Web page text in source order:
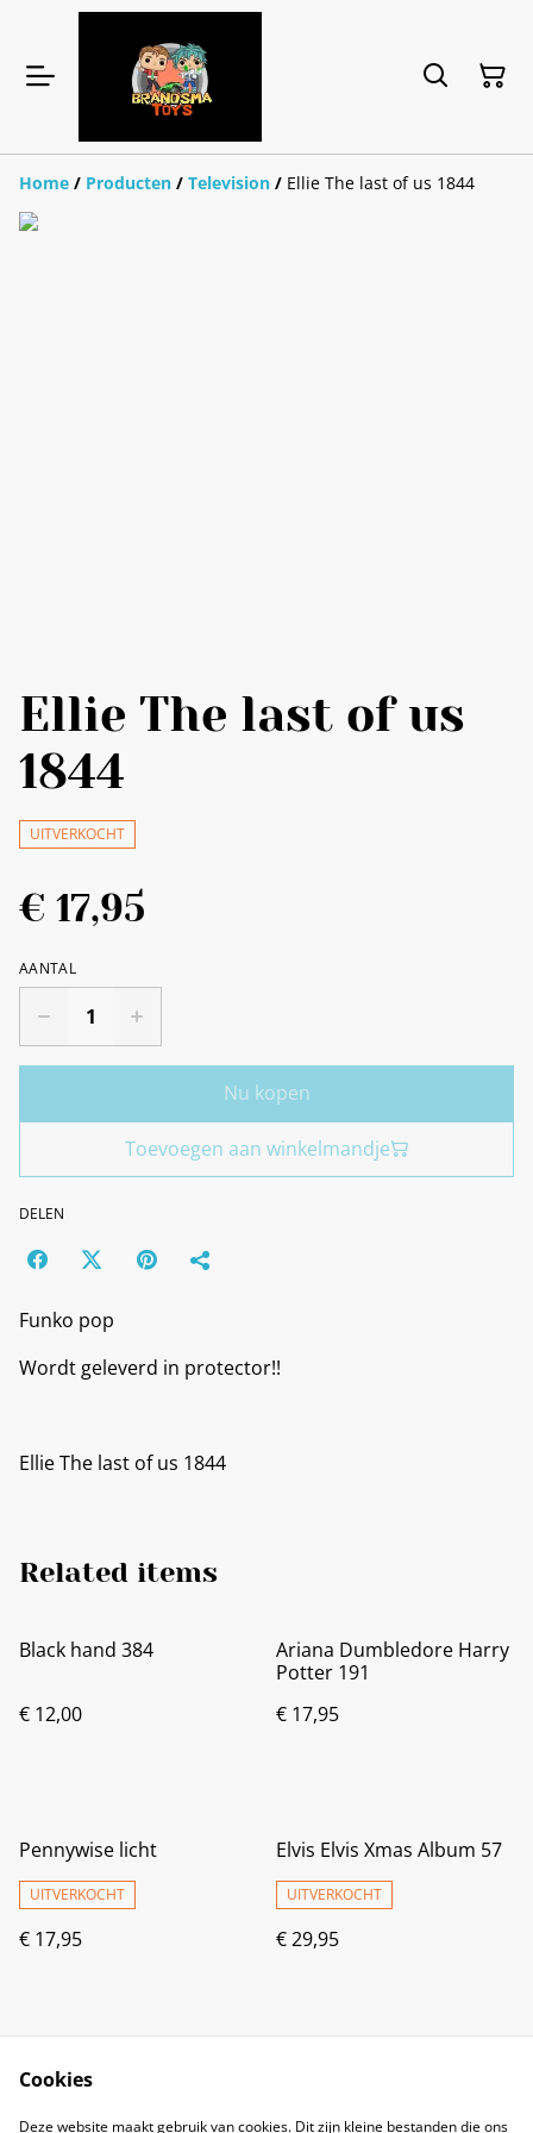
Home / Producten / Television / Ellie The last of us 1844
Ellie The last of us
1844
UITVERKOCHT
€ 17,95
AANTAL
Nu kopen
Toevoegen aan winkelmandje
DELEN
Funko pop
Wordt geleverd in protector!!
Ellie The last of us 1844
Related items
Black hand 384
€ 12,00
Ariana Dumbledore Harry
Potter 191
€ 17,95
Pennywise licht
UITVERKOCHT
€ 17,95
Elvis Elvis Xmas Album 57
UITVERKOCHT
€ 29,95
Cookies
Deze website maakt gebruik van cookies. Dit zijn kleine bestanden die ons